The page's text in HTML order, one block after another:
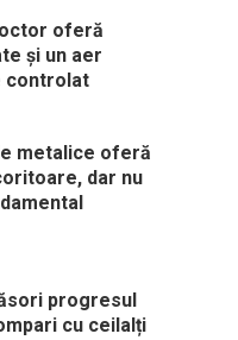
oferă
și un aer
controlat
metalice oferă
dar nu
progresul
cu ceilalți